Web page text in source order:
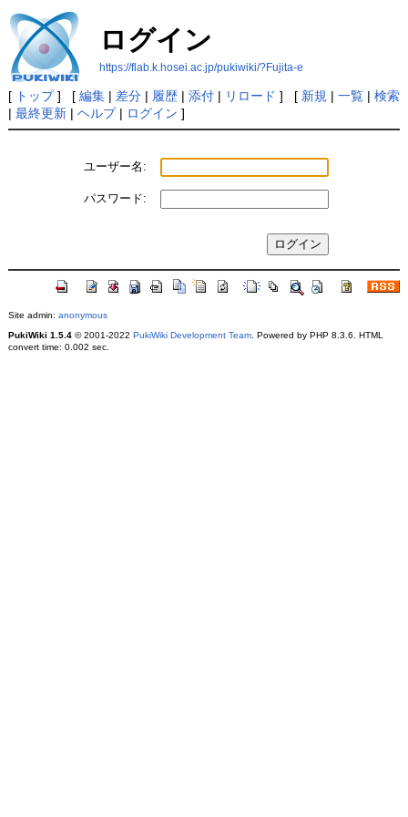
ログイン
https://flab.k.hosei.ac.jp/pukiwiki/?Fujita-e
[ トップ] [ 編集| 差分| 履歴| 添付| リロード ] [ 新規 | 一覧| 検索
| 最終更新| ヘルプ| ログイン ]
ユーザー名:
パスワード:
Site admin: anonymous
PukiWiki 1.5.4© 2001-2022 PukiWiki Development Team. Powered by PHP 8.3.6. HTML
convert time: 0.002 sec.